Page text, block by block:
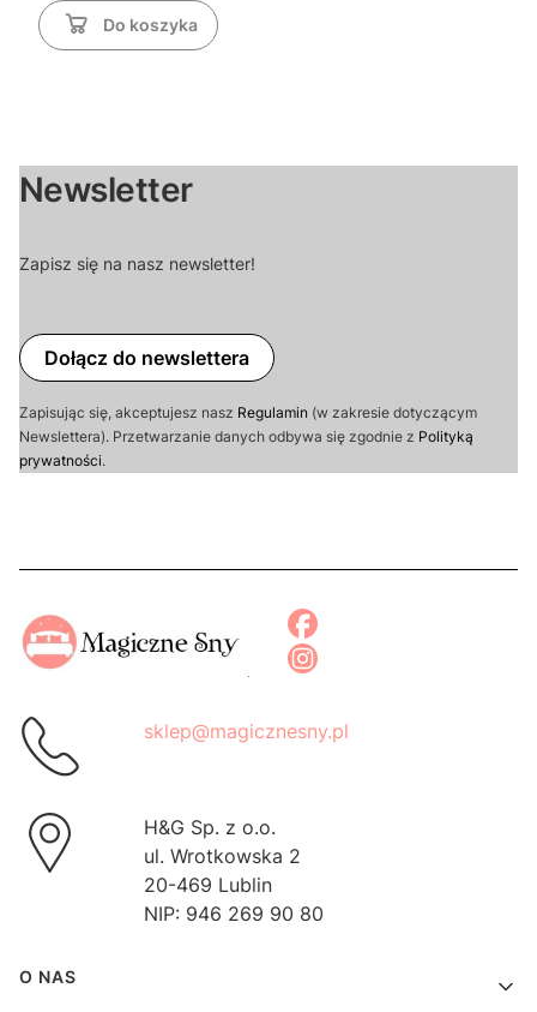
Do koszyka
Newsletter
Zapisz się na nasz newsletter!
Dołącz do newslettera
Zapisując się, akceptujesz nasz Regulamin (w zakresie dotyczącym
Newslettera). Przetwarzanie danych odbywa się zgodnie z Polityką
prywatności.
sklep@magicznesny.pl
H&G Sp. z o.o.
ul. Wrotkowska 2
20-469 Lublin
NIP: 946 269 90 80
Linki w stopce
O NAS